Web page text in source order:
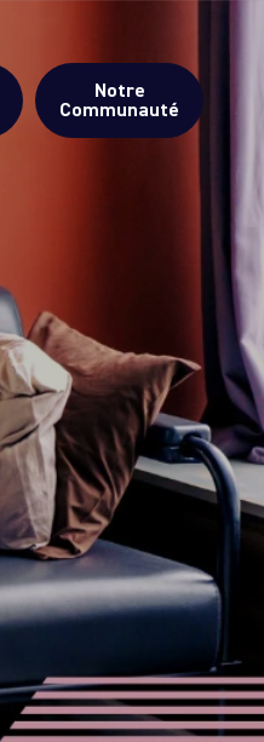
Notre
Communauté